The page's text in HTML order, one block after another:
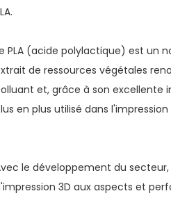
PLA (acide polylactique) est un
de ressources végétales
et, grâce à son excellente
en plus utilisé dans l'impression
le développement du
3D aux aspects et